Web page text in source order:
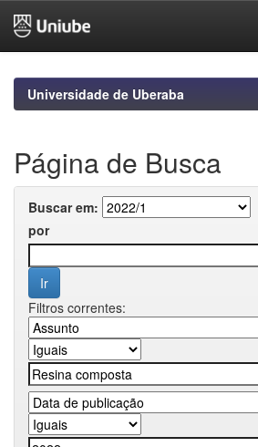
navigationUniversidade de Uberaba
Página de Busca
Buscar em:
por
Filtros correntes: